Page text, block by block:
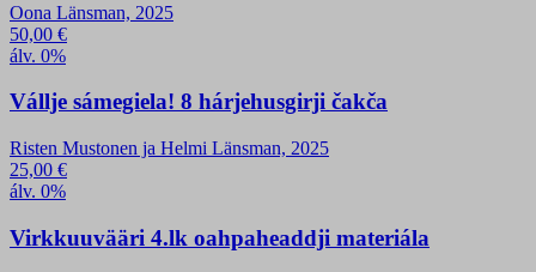
Oona Länsman, 2025
50,00 €
álv. 0%
Vállje sámegiela! 8 hárjehusgirji čakča
Risten Mustonen ja Helmi Länsman, 2025
25,00 €
álv. 0%
Virkkuuvääri 4.lk oahpaheaddji materiála